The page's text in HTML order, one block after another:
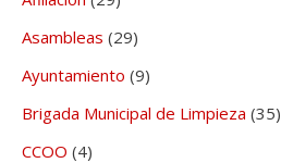
Asambleas (29)
Ayuntamiento (9)
Brigada Municipal de Limpieza (35)
CCOO (4)